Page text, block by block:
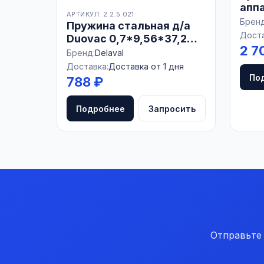
АРТИКУЛ: 2.2.5.021
Пружина стальная д/а
Duovac 0,7*9,56*37,2
мм
Бренд:Delaval
Доставка:Доставка от 1 дня
788 ₽
Подробнее Запросить
2